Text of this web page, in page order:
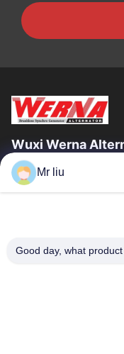
Wuxi Werna
Snelle Links
Fabriekstocht
Mr liu
Good day, what